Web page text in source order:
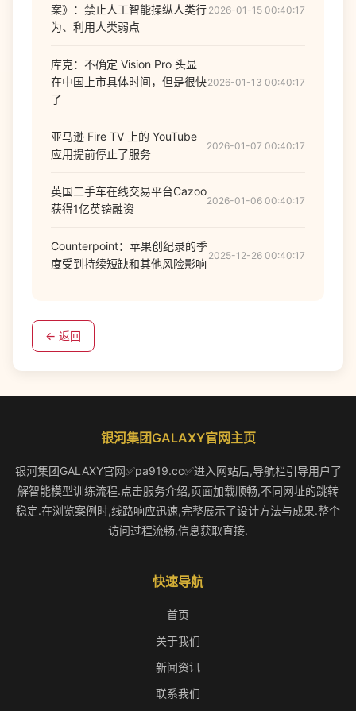
案》：禁止人工智能操纵人类行
为、利用人类弱点
2026-01-15 00:40:17
库克：不确定 Vision Pro 头显
在中国上市具体时间，但是很快
了
2026-01-13 00:40:17
亚马逊 Fire TV 上的 YouTube
应用提前停止了服务
2026-01-07 00:40:17
英国二手车在线交易平台Cazoo
获得1亿英镑融资
2026-01-06 00:40:17
Counterpoint：苹果创纪录的季
度受到持续短缺和其他风险影响
2025-12-26 00:40:17
← 返回
银河集团GALAXY官网主页
银河集团GALAXY官网✅pa919.cc✅进入网站后,导航栏引导用户了
解智能模型训练流程.点击服务介绍,页面加载顺畅,不同网址的跳转
稳定.在浏览案例时,线路响应迅速,完整展示了设计方法与成果.整个
访问过程流畅,信息获取直接.
快速导航
首页
关于我们
新闻资讯
联系我们